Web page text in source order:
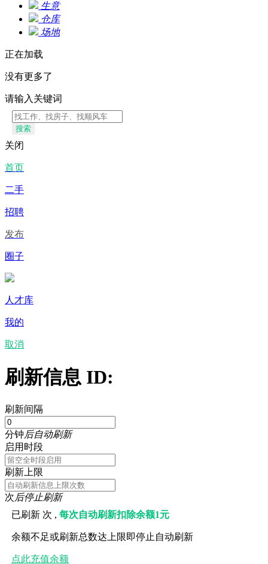
生意
仓库
场地
正在加载
没有更多了
请输入关键词
搜索
关闭
首页
二手
招聘
发布
圈子
人才库
我的
取消
刷新信息 ID:
刷新间隔
分钟后自动刷新
启用时段
刷新上限
次后停止刷新
已刷新 次 ,每次自动刷新扣除余额1元
余额不足或刷新总数达上限即停止自动刷新
点此充值余额